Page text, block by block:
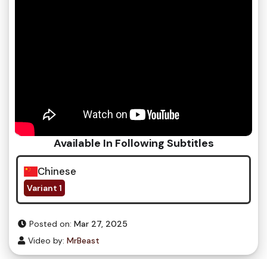
Available In Following Subtitles
Chinese
Variant 1
Posted on: Mar 27, 2025
Video by: MrBeast